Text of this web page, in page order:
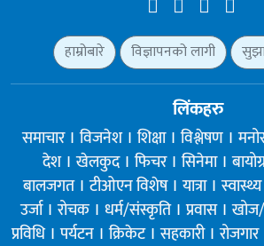
हाम्रोबारे विज्ञापनको लागी
लिंकहरु
समाचार विजनेश शिक्षा विश्लेषण
देश खेलकुद फिचर सिनेमा
बालजगत टीओएन विशेष यात्रा स्वास्थ्य
उर्जा रोचक धर्म/संस्कृति प्रवास
प्रविधि पर्यटन क्रिकेट सहकारी रोजगार